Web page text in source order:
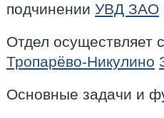
подчинении УВД ЗАО
Отдел осуществляет
Тропарёво-Никулино
Основные задачи и